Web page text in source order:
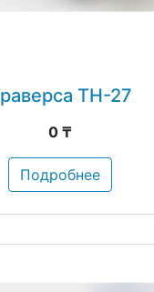
ТН-27
0 ₸
Подробнее